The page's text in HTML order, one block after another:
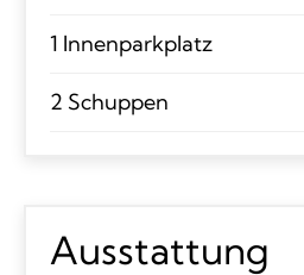
1 Innenparkplatz
2 Schuppen
Ausstattung